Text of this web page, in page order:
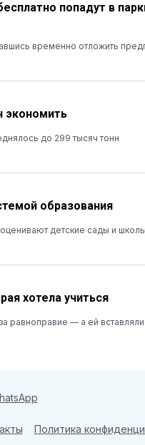
попадут в
временно отложить
экономить
до 299 тысяч тонн
образования
детские сады и
хотела учиться
равноправие — а ей вставляли
Политика